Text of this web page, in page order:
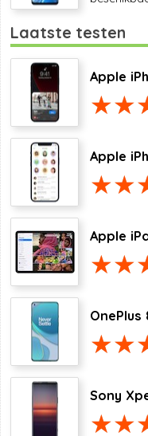
Laatste testen
Apple
Apple
Apple
OnePlus
Sony